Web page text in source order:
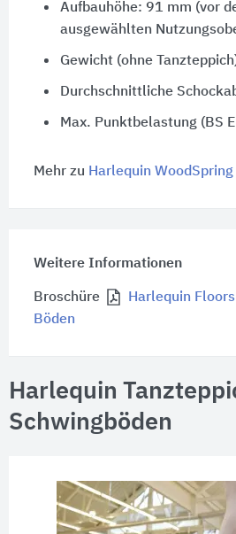
Aufbauhöhe: 91 mm (vor
ausgewählten
Gewicht (ohne
Durchschnittliche
Max. Punktbelastung (BS
Mehr zu Harlequin WoodSpring
Weitere Informationen
Broschüre
Harlequin
Böden
Harlequin
Schwingböden